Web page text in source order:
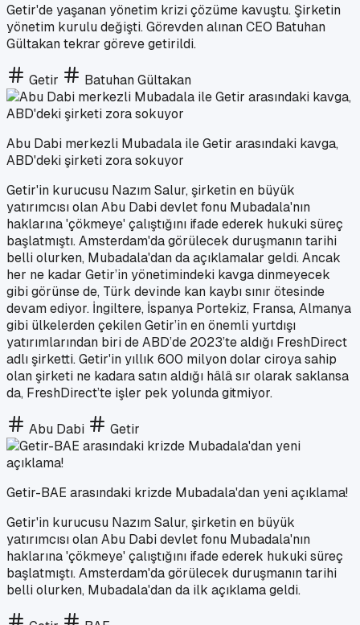
Getir'de yaşanan yönetim krizi çözüme kavuştu. Şirketin
yönetim kurulu değişti. Görevden alınan CEO Batuhan
Gültakan tekrar göreve getirildi.
Getir Batuhan Gültakan
Abu Dabi merkezli Mubadala ile Getir arasındaki kavga,
ABD'deki şirketi zora sokuyor
Getir'in kurucusu Nazım Salur, şirketin en büyük
yatırımcısı olan Abu Dabi devlet fonu Mubadala'nın
haklarına 'çökmeye' çalıştığını ifade ederek hukuki süreç
başlatmıştı. Amsterdam'da görülecek duruşmanın tarihi
belli olurken, Mubadala'dan da açıklamalar geldi. Ancak
her ne kadar Getir’in yönetimindeki kavga dinmeyecek
gibi görünse de, Türk devinde kan kaybı sınır ötesinde
devam ediyor. İngiltere, İspanya Portekiz, Fransa, Almanya
gibi ülkelerden çekilen Getir’in en önemli yurtdışı
yatırımlarından biri de ABD’de 2023’te aldığı FreshDirect
adlı şirketti. Getir'in yıllık 600 milyon dolar ciroya sahip
olan şirketi ne kadara satın aldığı hâlâ sır olarak saklansa
da, FreshDirect’te işler pek yolunda gitmiyor.
Abu Dabi Getir
Getir-BAE arasındaki krizde Mubadala'dan yeni açıklama!
Getir'in kurucusu Nazım Salur, şirketin en büyük
yatırımcısı olan Abu Dabi devlet fonu Mubadala'nın
haklarına 'çökmeye' çalıştığını ifade ederek hukuki süreç
başlatmıştı. Amsterdam'da görülecek duruşmanın tarihi
belli olurken, Mubadala'dan da ilk açıklama geldi.